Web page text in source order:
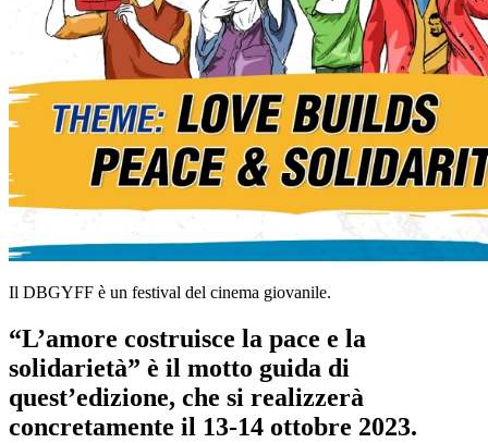
Il DBGYFF è un festival del cinema giovanile.
“L’amore costruisce la pace e la
solidarietà” è il motto guida di
quest’edizione, che si realizzerà
concretamente il 13-14 ottobre 2023.